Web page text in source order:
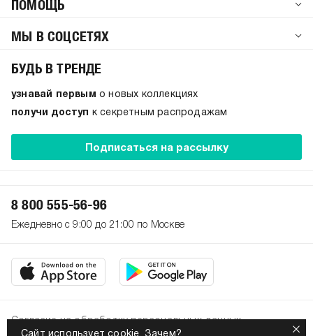
ПОМОЩЬ
МЫ В СОЦСЕТЯХ
БУДЬ В ТРЕНДЕ
узнавай первым о новых коллекциях
получи доступ
к секретным распродажам
Подписаться на рассылку
8 800 555-56-96
Ежедневно с 9:00 до 21:00 по Москве
Согласие на обработку персональных данных